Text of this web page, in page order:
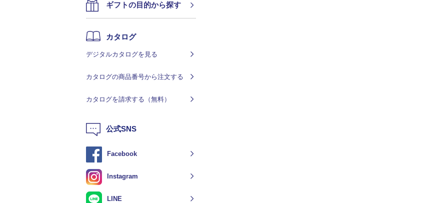
ギフトの目的から探す
カタログ
デジタルカタログを見る
カタログの商品番号から注文する
カタログを請求する（無料）
公式SNS
Facebook
Instagram
LINE